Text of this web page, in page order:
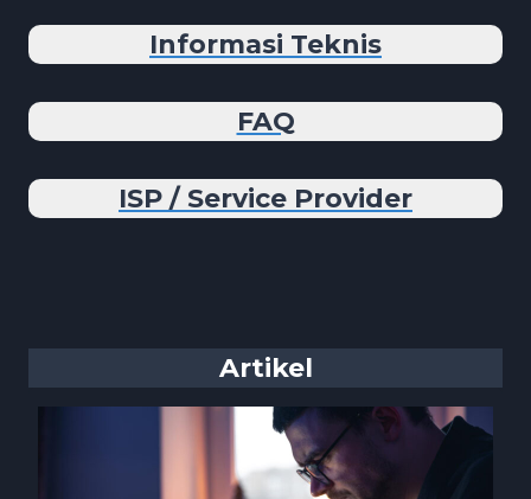
Informasi Teknis
FAQ
ISP / Service Provider
Artikel